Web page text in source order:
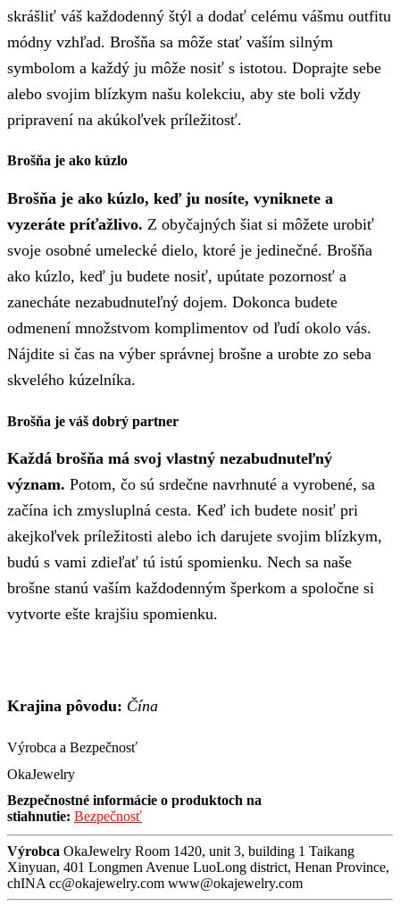
skrášliť váš každodenný štýl a dodať celému vášmu outfitu
módny vzhľad. Brošňa sa môže stať vaším silným
symbolom a každý ju môže nosiť s istotou. Doprajte sebe
alebo svojim blízkym našu kolekciu, aby ste boli vždy
pripravení na akúkoľvek príležitosť.
Brošňa je ako kúzlo
Brošňa je ako kúzlo, keď ju nosíte, vyniknete a
vyzeráte príťažlivo. Z obyčajných šiat si môžete urobiť
svoje osobné umelecké dielo, ktoré je jedinečné. Brošňa
ako kúzlo, keď ju budete nosiť, upútate pozornosť a
zanecháte nezabudnuteľný dojem. Dokonca budete
odmenení množstvom komplimentov od ľudí okolo vás.
Nájdite si čas na výber správnej brošne a urobte zo seba
skvelého kúzelníka.
Brošňa je váš dobrý partner
Každá brošňa má svoj vlastný nezabudnuteľný
význam. Potom, čo sú srdečne navrhnuté a vyrobené, sa
začína ich zmysluplná cesta. Keď ich budete nosiť pri
akejkoľvek príležitosti alebo ich darujete svojim blízkym,
budú s vami zdieľať tú istú spomienku. Nech sa naše
brošne stanú vaším každodenným šperkom a spoločne si
vytvorte ešte krajšiu spomienku.
Krajina pôvodu: Čína
Výrobca a Bezpečnosť
OkaJewelry
Bezpečnostné informácie o produktoch na
stiahnutie: Bezpečnosť
Výrobca OkaJewelry Room 1420, unit 3, building 1 Taikang
Xinyuan, 401 Longmen Avenue LuoLong district, Henan Province,
chINA cc@okajewelry.com www@okajewelry.com